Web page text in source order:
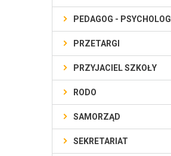
PEDAGOG - PSYCHOLOG
PRZETARGI
PRZYJACIEL SZKOŁY
RODO
SAMORZĄD
SEKRETARIAT